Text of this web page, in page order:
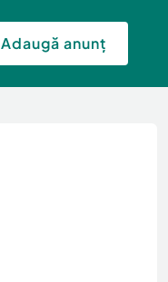
Adaugă anunț